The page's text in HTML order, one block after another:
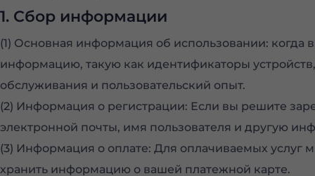
1. Сбор информации
(1) Основная информация об использовании:
информацию, такую ​​как идентификаторы
обслуживания и пользовательский опыт.
(2) Информация о регистрации: Если вы решите
электронной почты, имя пользователя и другую
(3) Информация о оплате: Для оплачиваемых
хранить информацию о вашей платежной карте.